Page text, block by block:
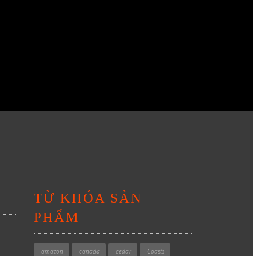
TỪ KHÓA SẢN
PHẨM
amazon canada cedar Coasts